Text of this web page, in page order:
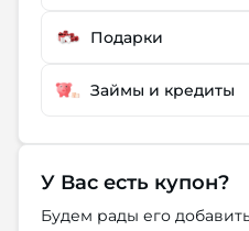
Подарки
Займы и кредиты
У Вас есть купон?
Будем рады его